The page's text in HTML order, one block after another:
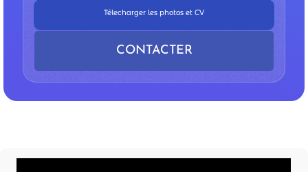
Télecharger les photos et CV
CONTACTER